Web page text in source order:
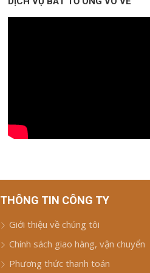
THÔNG TIN CÔNG TY
Giới thiệu về chúng tôi
Chính sách giao hàng, vận chuyển
Phương thức thanh toán